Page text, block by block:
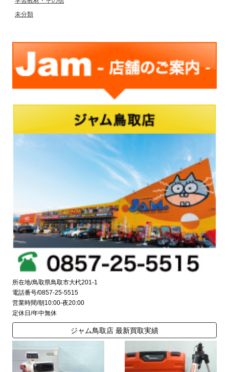
未分類
所在地/鳥取県鳥取市大杙201-1
電話番号/0857-25-5515
営業時間/朝10:00-夜20:00
定休日/年中無休
ジャム鳥取店 最新買取実績